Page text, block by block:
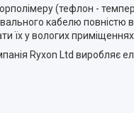
(тефлон -
кабелю
їх у вологих приміщеннях.
Ryxon Ltd виробляє